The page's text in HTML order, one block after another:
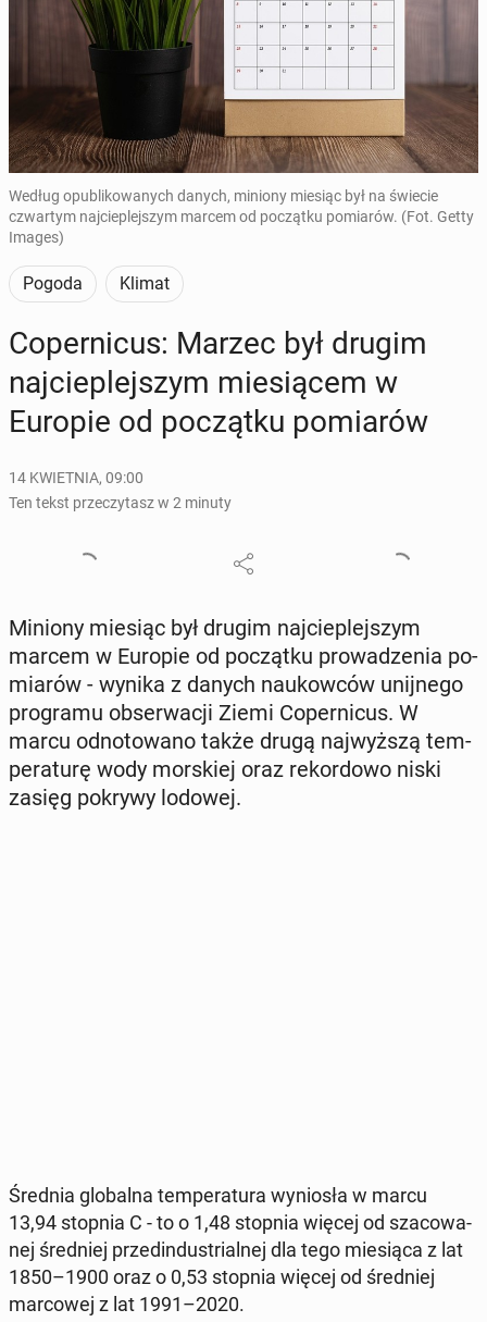
Według opublikowanych danych, miniony miesiąc był na świecie
czwartym najcieplejszym marcem od początku pomiarów. (Fot. Getty
Images)
Pogoda Klimat
Co­per­ni­cus: Marzec był drugim
naj­cie­plej­szym mie­sią­cem w
Europie od po­cząt­ku po­mia­rów
14 KWIETNIA, 09:00
Ten tekst przeczytasz w 2 minuty
Miniony miesiąc był drugim naj­cie­plej­szym
marcem w Europie od po­cząt­ku pro­wa­dze­nia po­
mia­rów - wynika z danych na­ukow­ców unij­ne­go
pro­gra­mu ob­ser­wa­cji Ziemi Co­per­ni­cus. W
marcu od­no­to­wa­no także drugą naj­wyż­szą tem­
pe­ra­tu­rę wody mor­skiej oraz re­kor­do­wo niski
zasięg pokrywy lodowej.
Średnia glo­bal­na tem­pe­ra­tu­ra wy­nio­sła w marcu
13,94 stopnia C - to o 1,48 stopnia więcej od sza­co­wa­
nej śred­niej przed­in­du­strial­nej dla tego mie­sią­ca z lat
1850–1900 oraz o 0,53 stopnia więcej od śred­niej
mar­co­wej z lat 1991–2020.